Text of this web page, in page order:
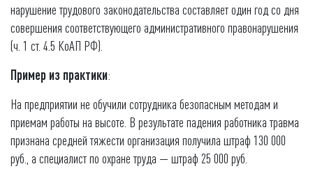
нарушение трудового законодательства составляет один год со дня
совершения соответствующего административного правонарушения
(ч. 1 ст. 4.5 КоАП РФ).
Пример из практики:
На предприятии не обучили сотрудника безопасным методам и
приемам работы на высоте. В результате падения работника травма
признана средней тяжести организация получила штраф 130 000
руб., а специалист по охране труда — штраф 25 000 руб.